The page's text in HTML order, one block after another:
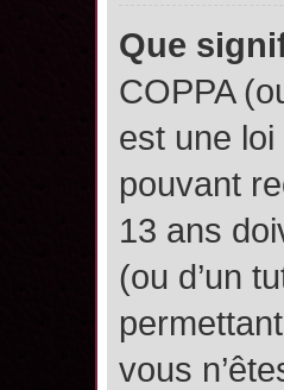
Que
COPPA
est une
pouvant
13 ans
(ou d’un
vous